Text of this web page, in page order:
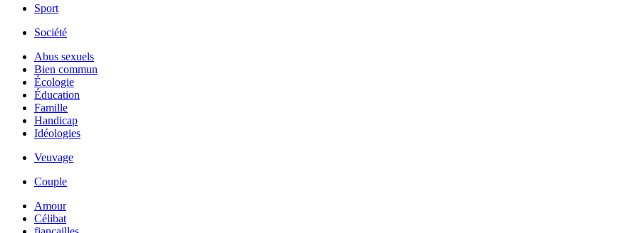
Sport
Société
Abus sexuels
Bien commun
Écologie
Éducation
Famille
Handicap
Idéologies
Veuvage
Couple
Amour
Célibat